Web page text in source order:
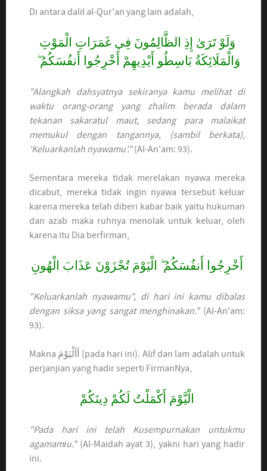
Di antara dalil al-Qur'an yang lain adalah,
وَلَوْ تَرَىٰ إِذِ الظَّالِمُونَ فِي غَمَرَاتِ الْمَوْتِ
وَالْمَلَائِكَةُ بَاسِطُو أَيْدِيهِمْ أَخْرِجُوا أَنفُسَكُمُ ۖ
"Alangkah dahsyatnya sekiranya kamu melihat di
waktu orang-orang yang zhalim berada dalam
tekanan sakaratul maut, sedang para malaikat
memukul dengan tangannya, (sambil berkata),
'Keluarkanlah nyawamu'."(Al-An'am: 93).
Sementara mereka tidak merelakan nyawa mereka
dicabut, mereka tidak ingin nyawa tersebut keluar
karena mereka telah diberi kabar baik yaitu hukuman
dan azab maka ruhnya menolak untuk keluar, oleh
karena itu Dia berfirman,
أَخْرِجُوا أَنفُسَكُمُ ۖ الْيَوْمَ تُجْزَوْنَ عَذَابَ الْهُونِ
"Keluarkanlah nyawamu", di hari ini kamu dibalas
dengan siksa yang sangat menghinakan."(Al-An'am:
93).
Makna أاَلْيَوْمَ (pada hari ini). Alif dan lam adalah untuk
perjanjian yang hadir seperti FirmanNya,
الْيَّوْمَ أَكْمَلْتُ لَكُمْ دِينَكُمْ
"Pada hari ini telah Kusempurnakan untukmu
agamamıu."(Al-Maidah ayat 3), yakni hari yang hadir
ini.